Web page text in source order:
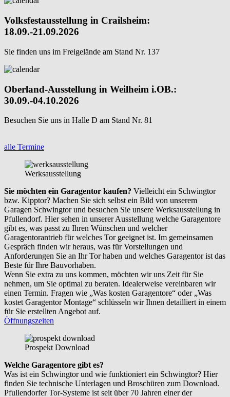
Volksfestausstellung in Crailsheim:
18.09.-21.09.2026
Sie finden uns im Freigelände am Stand Nr. 137
Oberland-Ausstellung in Weilheim i.OB.:
30.09.-04.10.2026
Besuchen Sie uns in Halle D am Stand Nr. 81
alle Termine
Werksausstellung
Sie möchten ein Garagentor kaufen? Vielleicht ein Schwingtor
bzw. Kipptor? Machen Sie sich selbst ein Bild von unserem
Garagen Schwingtor und besuchen Sie unsere Werksausstellung in
Pfullendorf. Hier sehen in unserer Ausstellung welche Garagentore
gibt es, was passt zu Ihren Wünschen und welcher
Garagentorantrieb für welches Tor geeignet ist. Im gemeinsamen
Gespräch finden wir heraus, was für Vorstellungen und
Anforderungen Sie an Ihr Tor haben und welches Garagentor ist das
Beste für Ihre Bauvorhaben.
Wenn Sie extra zu uns kommen, möchten wir uns Zeit für Sie
nehmen, um Sie optimal zu beraten. Idealerweise vereinbaren wir
einen Termin. Fragen wie „Was kosten Garagentore“ oder „Was
kostet Garagentor Montage“ schlüsseln wir Ihnen detailliert in einem
für Sie erstellten Angebot auf.
Öffnungszeiten
Prospekt Download
Welche Garagentore gibt es?
Was ist ein Schwingtor und wie funktioniert ein Schwingtor? Hier
finden Sie technische Unterlagen und Broschüren zum Download.
Pfullendorfer Tor-Systeme ist seit über 70 Jahren einer der